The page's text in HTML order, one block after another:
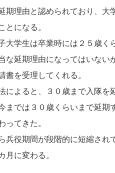
期理由と認められており、大
とになる。
大学生は卒業時には２５歳く
な延期理由になってはいない
書を受理してくれる。
によると、３０歳まで入隊を
までは３０歳くらいまで延期
ってきた。
兵役期間が段階的に短縮され
月に変わる。